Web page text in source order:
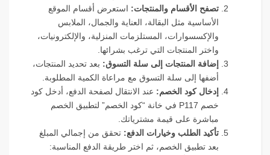
تصفح الأقسام والمنتجات: استعرض أقسام الموقع
الأساسية مثل البقالة، العناية والجمال، الملابس
والإكسسوارات، المستلزمات المنزلية، والإلكترونيات،
واختر المنتجات التي ترغب بشرائها.
إضافة المنتجات إلى سلة التسوق: بعد تحديد المنتجات،
أضفها إلى سلة التسوق مع مراعاة الكمية المطلوبة.
إدخال كود الخصم: عند الانتقال لصفحة الدفع، أدخل كود
خصم P117 في خانة “كود الخصم” لتطبيق الخصم
مباشرة على قيمة مشترياتك.
تأكيد الطلب وخيارات الدفع: تحقق من إجمالي المبلغ
بعد تطبيق الخصم، ثم اختر طريقة الدفع المناسبة: